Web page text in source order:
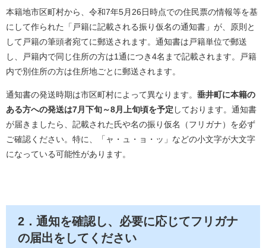
本籍地市区町村から、令和7年5月26日時点での住民票の情報等を基
にして作られた「戸籍に記載される振り仮名の通知書」が、原則と
して戸籍の筆頭者宛てに郵送されます。通知書は戸籍単位で郵送
し、戸籍内で同じ住所の方は1通につき4名まで記載されます。戸籍
内で別住所の方は住所地ごとに郵送されます。
通知書の発送時期は市区町村によって異なります。 垂井町に本籍の
ある方への発送は7月下旬～8月上旬頃を予定 しております。通知書
が届きましたら、記載された氏や名の振り仮名（フリガナ）を必ず
ご確認ください。特に、「ャ・ュ・ョ・ッ」などの小文字が大文字
になっている可能性があります。
2．通知を確認し、必要に応じてフリガナ
の届出をしてください